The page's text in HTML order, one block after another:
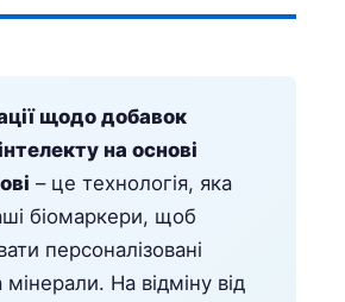
щодо добавок
на основі
– це технологія, яка
біомаркери, щоб
персоналізовані
мінерали. На відміну від